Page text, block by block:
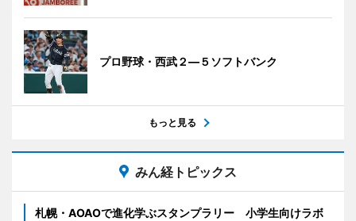
プロ野球・西武２―５ソフトバンク
もっと見る
みん経トピックス
札幌・AOAOで進化学ぶスタンプラリー 小学生向けラボ